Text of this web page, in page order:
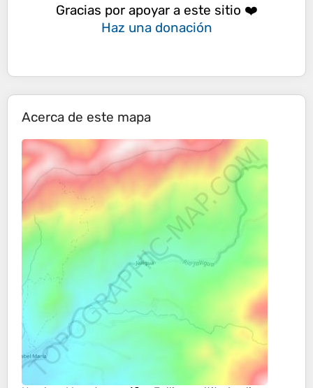
Gracias por apoyar a este sitio ❤️
Haz una donación
Acerca de este mapa